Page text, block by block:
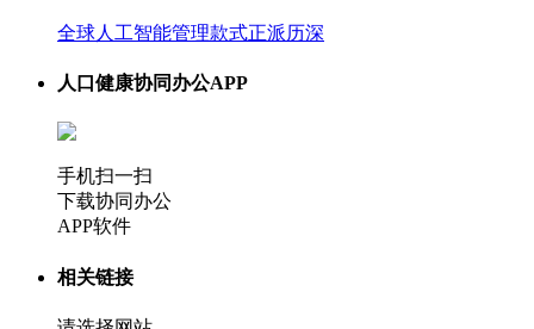
全球人工智能管理款式正派历深
人口健康协同办公APP
手机扫一扫
下载协同办公
APP软件
相关链接